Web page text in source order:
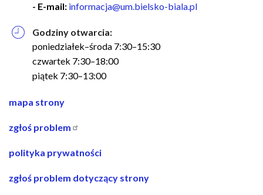
- E-mail: informacja@um.bielsko-biala.pl
Godziny otwarcia:
poniedziałek–środa 7:30–15:30
czwartek 7:30–18:00
piątek 7:30–13:00
nawigacja
stopce
mapa strony
zgłoś problem
polityka prywatności
zgłoś problem dotyczący strony